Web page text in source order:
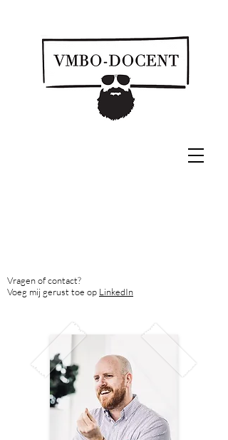
Vragen of contact? ​
Voeg mij gerust toe op LinkedIn